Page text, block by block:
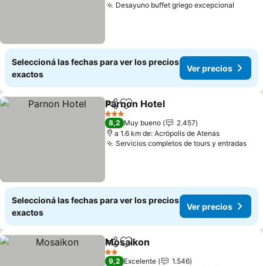
Desayuno buffet griego excepcional
Seleccioná las fechas para ver los precios
exactos
Ver precios
CompartirAñadir a favoritos
Parnon Hotel
3 Estrellas
8,2 Muy bueno
2.457
a 1.6 km de: Acrópolis de Atenas
Servicios completos de tours y entradas
Seleccioná las fechas para ver los precios
exactos
Ver precios
CompartirAñadir a favoritos
Mosaikon
2 Estrellas
9,2 Excelente
1.546